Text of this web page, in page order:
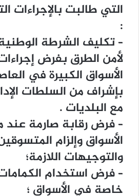
التي طالبت بالإجراءات
:
– ﺗﻜﻠﻴﻒ ﺍﻟﺸﺮﻃﺔ
ﻷﻣﻦ ﺍﻟﻄﺮﻕ ﺑﻔﺮﺽ
ﺑﺈﺷﺮﺍﻑ ﻣﻦ ﺍﻟﺴﻠﻄﺎﺕ
ﻣﻊ ﺍﻟﺒﻠﺪﻳﺎﺕ .
– ﻓﺮﺽ ﺭﻗﺎﺑﺔ ﺻﺎﺭﻣﺔ ﻋﻨﺪ
ﺍﻷﺳﻮﺍﻕ ﻭﺇﻟﺰﺍﻡ
ﻭﺍﻟﺘﻮﺟﻴﻬﺎﺕ ﺍﻟﻼﺯﻣﺔ؛
– ﻓﺮﺽ ﺍﺳﺘﺨﺪﺍﻡ ﺍﻟﻜﻤﺎﻣﺎﺕ
ﺧﺎﺻﺔ ﻓﻲ ﺍﻷﺳﻮﺍﻕ ؛